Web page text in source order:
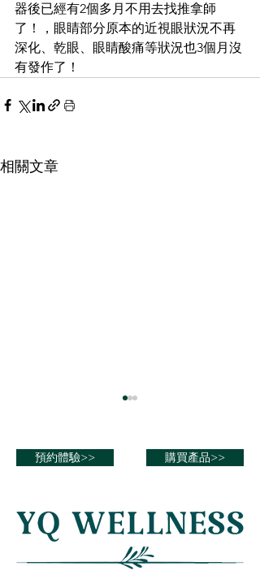
器後已經有2個多月不用去找推拿師
了！，眼睛部分原本的近視眼狀況不再
深化、乾眼、眼睛酸痛等狀況也3個月沒
有發作了！
相關文章
預約體驗>> 購買產品>>